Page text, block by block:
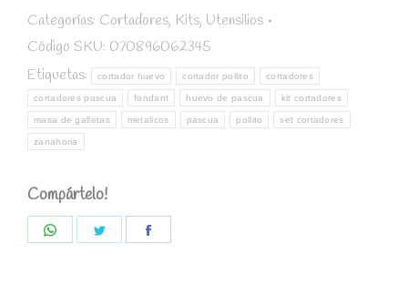
(Flor,
cabeza
de
conejo
y
huevo)-
Wilton
quantity
Categorías: Cortadores, Kits, Utensilios
Código SKU: 070896062345
Etiquetas:
cortador huevo cortador pollito cortadores
cortadores pascua fondant huevo de pascua kit cortadores
masa de galletas metalicos pascua pollito set cortadores
zanahoria
Compártelo!